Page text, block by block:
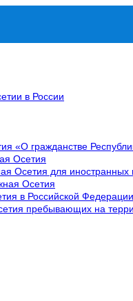
в России
«О гражданстве
Осетия
Осетия для иностранных
Осетия
в Российской Федерации
пребывающих на